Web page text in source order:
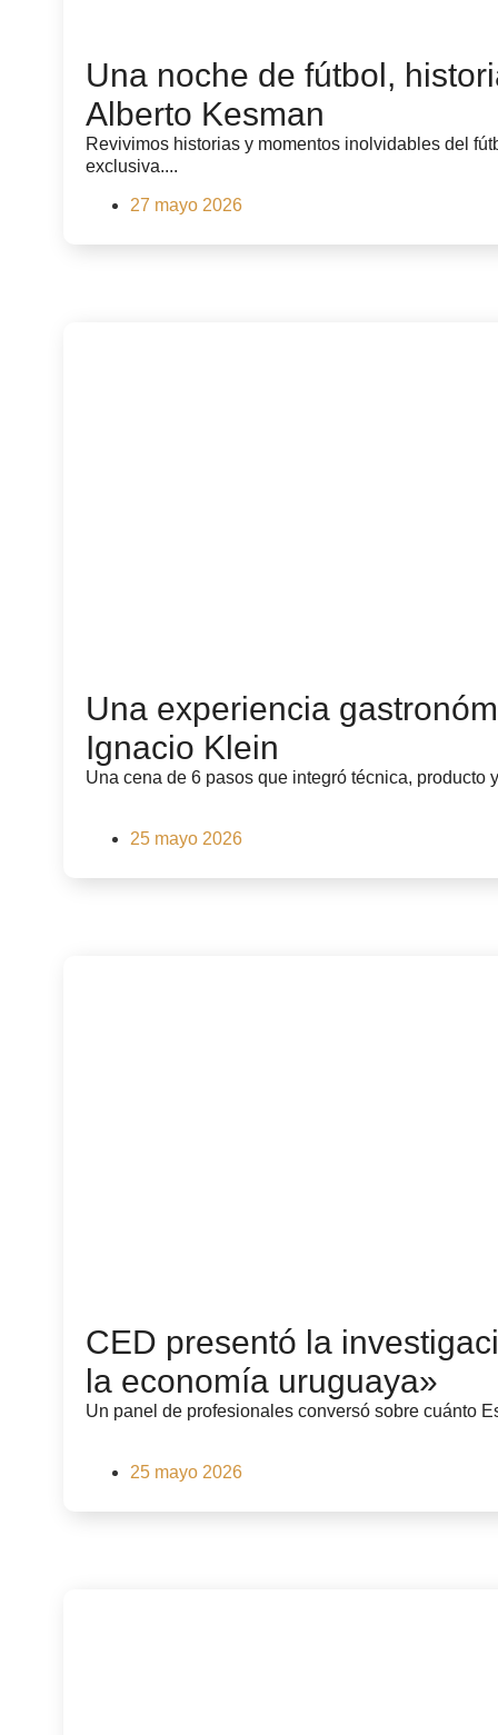
Una noche de fútbol,
Alberto Kesman
Revivimos historias y momentos inolvidables del
exclusiva....
27 mayo 2026
Una experiencia
Ignacio Klein
Una cena de 6 pasos que integró técnica, producto
25 mayo 2026
CED presentó la
la economía uruguaya»
Un panel de profesionales conversó sobre cuánto
25 mayo 2026